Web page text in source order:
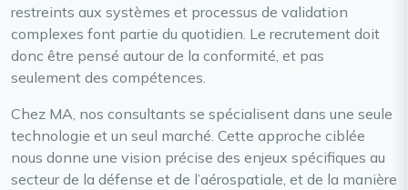
restreints aux systèmes et processus de validation
complexes font partie du quotidien. Le recrutement doit
donc être pensé autour de la conformité, et pas
seulement des compétences.
Chez MA, nos consultants se spécialisent dans une seule
technologie et un seul marché. Cette approche ciblée
nous donne une vision précise des enjeux spécifiques au
secteur de la défense et de l’aérospatiale, et de la manière